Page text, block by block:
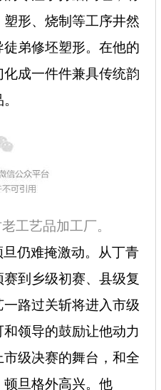
形、烧制等工序井然
弟修坯塑形。在他的
成一件件兼具传统韵
工艺品加工厂。
仍难掩激动。从丁青
到乡级初赛、县级复
路过关斩将进入市级
领导的鼓励让他动力
级决赛的舞台，和全
旦格外高兴。他